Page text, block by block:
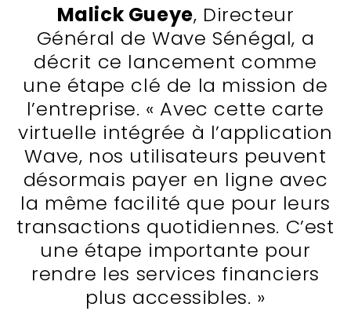
Malick Gueye, Directeur
Général de Wave Sénégal, a
décrit ce lancement comme
une étape clé de la mission de
l’entreprise. « Avec cette carte
virtuelle intégrée à l’application
Wave, nos utilisateurs peuvent
désormais payer en ligne avec
la même facilité que pour leurs
transactions quotidiennes. C’est
une étape importante pour
rendre les services financiers
plus accessibles. »